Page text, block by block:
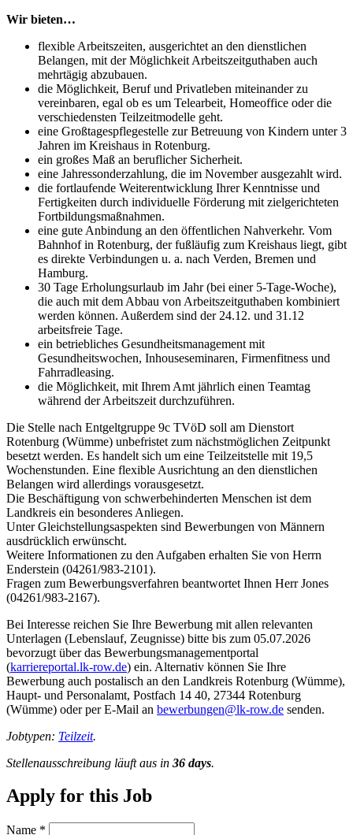
Wir bieten…
flexible Arbeitszeiten, ausgerichtet an den dienstlichen
Belangen, mit der Möglichkeit Arbeitszeitguthaben auch
mehrtägig abzubauen.
die Möglichkeit, Beruf und Privatleben miteinander zu
vereinbaren, egal ob es um Telearbeit, Homeoffice oder die
verschiedensten Teilzeitmodelle geht.
eine Großtagespflegestelle zur Betreuung von Kindern unter 3
Jahren im Kreishaus in Rotenburg.
ein großes Maß an beruflicher Sicherheit.
eine Jahressonderzahlung, die im November ausgezahlt wird.
die fortlaufende Weiterentwicklung Ihrer Kenntnisse und
Fertigkeiten durch individuelle Förderung mit zielgerichteten
Fortbildungsmaßnahmen.
eine gute Anbindung an den öffentlichen Nahverkehr. Vom
Bahnhof in Rotenburg, der fußläufig zum Kreishaus liegt, gibt
es direkte Verbindungen u. a. nach Verden, Bremen und
Hamburg.
30 Tage Erholungsurlaub im Jahr (bei einer 5-Tage-Woche),
die auch mit dem Abbau von Arbeitszeitguthaben kombiniert
werden können. Außerdem sind der 24.12. und 31.12
arbeitsfreie Tage.
ein betriebliches Gesundheitsmanagement mit
Gesundheitswochen, Inhouseseminaren, Firmenfitness und
Fahrradleasing.
die Möglichkeit, mit Ihrem Amt jährlich einen Teamtag
während der Arbeitszeit durchzuführen.
Die Stelle nach Entgeltgruppe 9c TVöD soll am Dienstort
Rotenburg (Wümme) unbefristet zum nächstmöglichen Zeitpunkt
besetzt werden. Es handelt sich um eine Teilzeitstelle mit 19,5
Wochenstunden. Eine flexible Ausrichtung an den dienstlichen
Belangen wird allerdings vorausgesetzt.
Die Beschäftigung von schwerbehinderten Menschen ist dem
Landkreis ein besonderes Anliegen.
Unter Gleichstellungsaspekten sind Bewerbungen von Männern
ausdrücklich erwünscht.
Weitere Informationen zu den Aufgaben erhalten Sie von Herrn
Enderstein (04261/983-2101).
Fragen zum Bewerbungsverfahren beantwortet Ihnen Herr Jones
(04261/983-2167).
Bei Interesse reichen Sie Ihre Bewerbung mit allen relevanten
Unterlagen (Lebenslauf, Zeugnisse) bitte bis zum 05.07.2026
bevorzugt über das Bewerbungsmanagementportal
(karriereportal.lk-row.de) ein. Alternativ können Sie Ihre
Bewerbung auch postalisch an den Landkreis Rotenburg (Wümme),
Haupt- und Personalamt, Postfach 14 40, 27344 Rotenburg
(Wümme) oder per E-Mail an bewerbungen@lk-row.de senden.
Jobtypen: Teilzeit.
Stellenausschreibung läuft aus in 36 days.
Apply for this Job
Name *